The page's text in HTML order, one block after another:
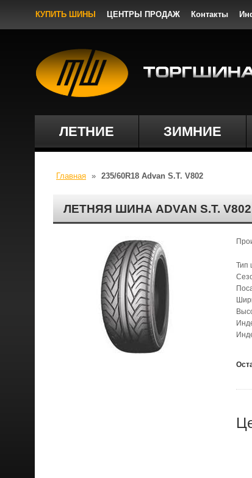
КУПИТЬ ШИНЫ ЦЕНТРЫ ПРОДАЖ Контакты
ЛЕТНИЕ ЗИМНИЕ
Главная » 235/60R18 Advan S.T. V802
ЛЕТНЯЯ ШИНА ADVAN S.T.
Тип